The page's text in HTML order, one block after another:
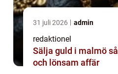
31 juli 2026 admin
redaktionel
Sälja guld i malmö så gör du en trygg
och lönsam affär